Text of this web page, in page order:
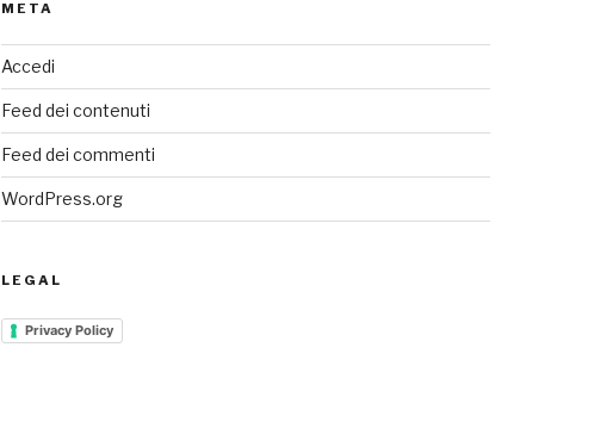
REAL TIME
META
Accedi
Feed dei contenuti
Feed dei commenti
WordPress.org
LEGAL
Privacy Policy